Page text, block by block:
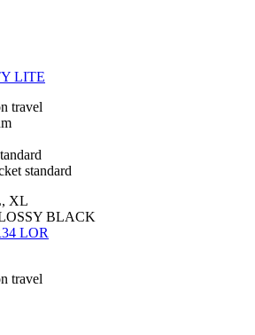
LITE
travel
standard
XL
BLACK
LOR
travel